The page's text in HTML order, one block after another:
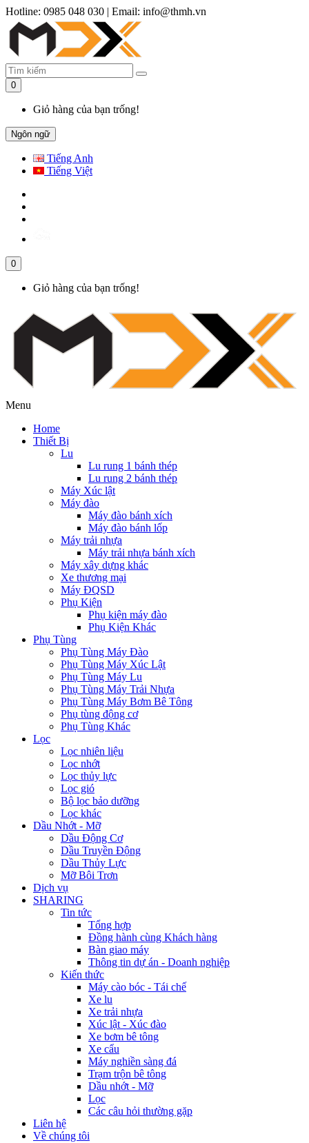
Hotline: 0985 048 030 | Email: info@thmh.vn
0
Giỏ hàng của bạn trống!
Ngôn ngữ
Tiếng Anh
Tiếng Việt
0
Giỏ hàng của bạn trống!
Menu
Home
Thiết Bị
Lu
Lu rung 1 bánh thép
Lu rung 2 bánh thép
Máy Xúc lật
Máy đào
Máy đào bánh xích
Máy đào bánh lốp
Máy trải nhựa
Máy trải nhựa bánh xích
Máy xây dựng khác
Xe thương mại
Máy ĐQSD
Phụ Kiện
Phụ kiện máy đào
Phụ Kiện Khác
Phụ Tùng
Phụ Tùng Máy Đào
Phụ Tùng Máy Xúc Lật
Phụ Tùng Máy Lu
Phụ Tùng Máy Trải Nhựa
Phụ Tùng Máy Bơm Bê Tông
Phụ tùng động cơ
Phụ Tùng Khác
Lọc
Lọc nhiên liệu
Lọc nhớt
Lọc thủy lực
Lọc gió
Bộ lọc bảo dưỡng
Lọc khác
Dầu Nhớt - Mỡ
Dầu Động Cơ
Dầu Truyền Động
Dầu Thủy Lực
Mỡ Bôi Trơn
Dịch vụ
SHARING
Tin tức
Tổng hợp
Đồng hành cùng Khách hàng
Bàn giao máy
Thông tin dự án - Doanh nghiệp
Kiến thức
Máy cào bóc - Tái chế
Xe lu
Xe trải nhựa
Xúc lật - Xúc đào
Xe bơm bê tông
Xe cẩu
Máy nghiền sàng đá
Trạm trộn bê tông
Dầu nhớt - Mỡ
Lọc
Các câu hỏi thường gặp
Liên hệ
Về chúng tôi